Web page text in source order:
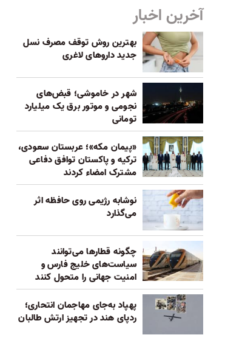
آخرین اخبار
بهترین روش توقف مصرف نسل
جدید داروهای لاغری
شهر در خاموشی؛ قبض‌های
نجومی و موتور برق یک میلیارد
تومانی
«پیمان مکه»؛ عربستان سعودی،
ترکیه و پاکستان توافق دفاعی
مشترک امضاء کردند
نوشابه رژیمی روی حافظه اثر
می‌گذارد
چگونه قطارها می‌توانند
سیاست‌های خلیج فارس و
امنیت جهانی را متحول کنند
پهپاد به‌جای مهاجمان انتحاری؛
ردپای هند در تجهیز ارتش طالبان